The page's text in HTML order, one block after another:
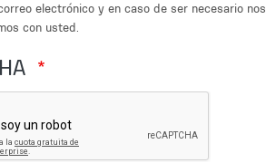
electrónico y en caso de ser necesario nos
con usted.